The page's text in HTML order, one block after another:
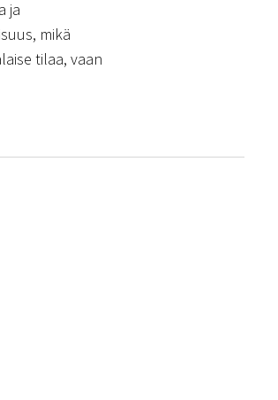
ja
mikä
tilaa, vaan